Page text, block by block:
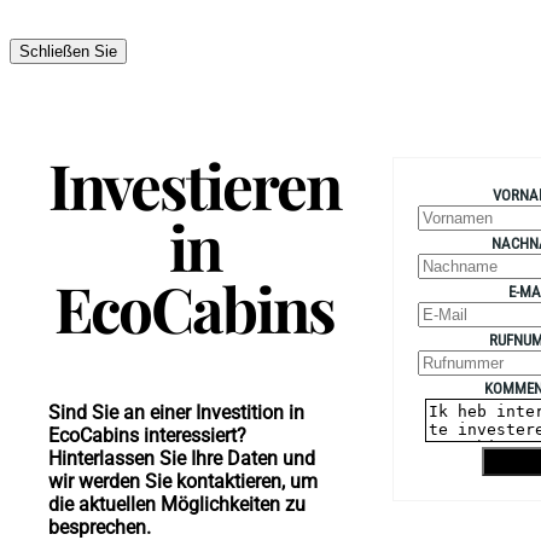
Schließen Sie
Investieren
in
EcoCabins
Sind Sie an einer Investition in
EcoCabins interessiert?
Hinterlassen Sie Ihre Daten und
wir werden Sie kontaktieren, um
die aktuellen Möglichkeiten zu
besprechen.
E-